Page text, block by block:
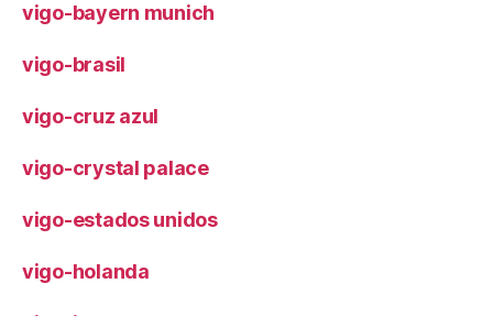
vigo-bayern munich
vigo-brasil
vigo-cruz azul
vigo-crystal palace
vigo-estados unidos
vigo-holanda